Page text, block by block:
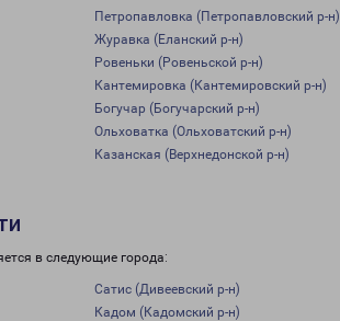
Петропавловка (Петропавловский р-н)
Журавка (Еланский р-н)
Ровеньки (Ровеньской р-н)
Кантемировка (Кантемировский р-н)
Богучар (Богучарский р-н)
Ольховатка (Ольховатский р-н)
Казанская (Верхнедонской р-н)
в следующие города:
Сатис (Дивеевский р-н)
Кадом (Кадомский р-н)